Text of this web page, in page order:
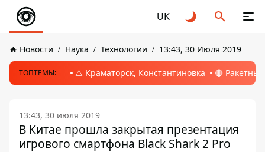
UK
Новости Наука Технологии 13:43, 30 Июля 2019
ТОПТЕМЫ: ⚠️ Краматорск, Константиновка 🔴
13:43, 30 июля 2019
В Китае прошла закрытая презентация
игрового смартфона Black Shark 2 Pro